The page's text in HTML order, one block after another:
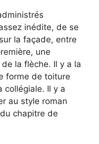
inédite, de se
sur la façade, entre
une
la flèche. Il y a la
forme de toiture
collégiale. Il y a
au style roman
chapitre de